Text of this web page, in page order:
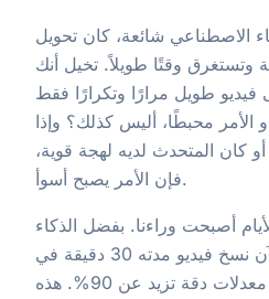
الاصطناعي شائعة، كان تحويل
وتستغرق وقتًا طويلاً. تخيل أنك
طويل مرارًا وتكرارًا فقط
الأمر محبطًا، أليس كذلك؟ وإذا
كان المتحدث لديه لهجة قوية،
فإن الأمر يصبح أسوأ.
أصبحت وراءنا. بفضل الذكاء
الاصطناعي، يمكن الآن نسخ فيديو مدته 30 دقيقة في
غضون 30 ثانية فقط، مع معدلات دقة تزيد عن 90%. هذه